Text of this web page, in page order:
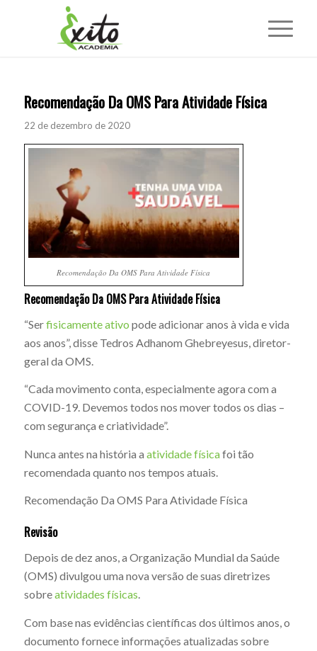
Recomendação Da OMS Para Atividade Física
22 de dezembro de 2020
Recomendação Da OMS Para Atividade Física
Recomendação Da OMS Para Atividade Física
“Serfisicamente ativo pode adicionar anos à vida e vida
aos anos”, disse Tedros Adhanom Ghebreyesus, diretor-
geral da OMS.
“Cada movimento conta, especialmente agora com a
COVID-19. Devemos todos nos mover todos os dias –
com segurança e criatividade”.
Nunca antes na história a atividade físicafoi tão
recomendada quanto nos tempos atuais.
Recomendação Da OMS Para Atividade Física
Revisão
Depois de dez anos, a Organização Mundial da Saúde
(OMS) divulgou uma nova versão de suas diretrizes
sobreatividades físicas.
Com base nas evidências científicas dos últimos anos, o
documento fornece informações atualizadas sobre